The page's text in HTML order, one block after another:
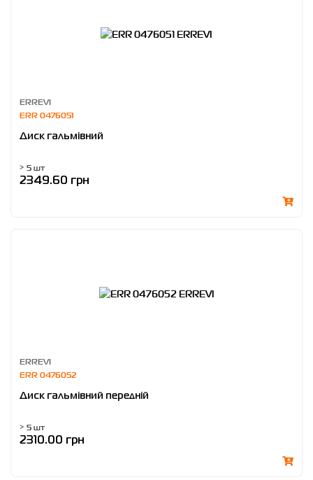
ERREVI
ERR 0476051
Диск гальмівний
> 5 шт
2349.60 грн
ERREVI
ERR 0476052
Диск гальмівний передній
> 5 шт
2310.00 грн